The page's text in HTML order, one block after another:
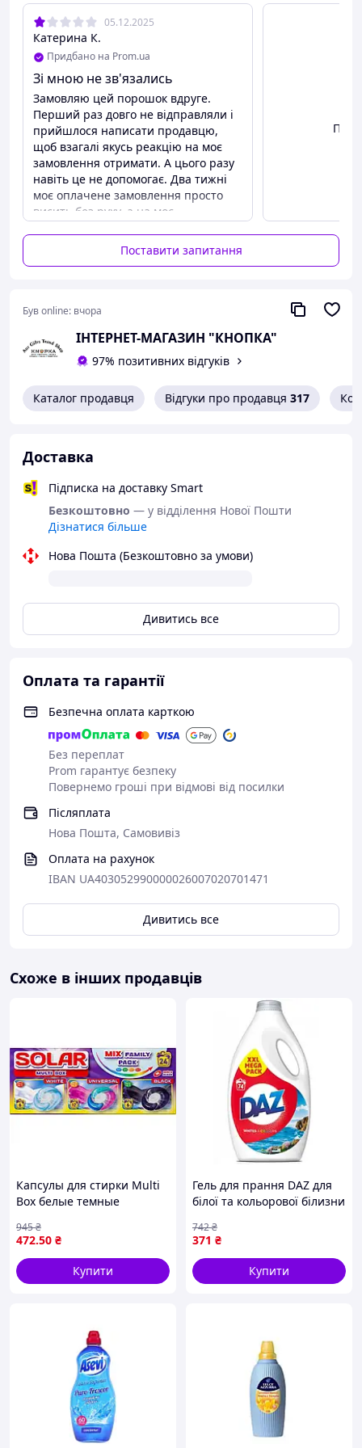
свіжості.
Переваги:
Формула 2в1 — пральний порошок +
плямовивідник.
Для білих і кольорових речей.
Видаляє навіть складні плями.
Містить активний кисень і ферменти.
Зберігає структуру волокон і насиченість
кольорів.
Ефективний при температурі від 30 °C.
Без фосфатів і хлору.
Легко виполіскується, не залишає порошкових
залишків.
Приємний, свіжий аромат після прання.
Концентрована формула забезпечує економне
використання.
05.12.2025
Катерина К.
Придбано на Prom.ua
Зі мною не зв'язались
Замовляю цей порошок вдруге.
Перший раз довго не відправляли і
прийшлося написати продавцю,
щоб взагалі якусь реакцію на моє
замовлення отримати. А цього разу
навіть це не допомогає. Два тижні
моє оплачене замовлення просто
висить без руху, а на моє
рекомендую, купуйте у інших
Поставити запитання
Був online: вчора
ІНТЕРНЕТ-МАГАЗИН "КНОПКА"
97% позитивних відгуків
Каталог продавця Відгуки про продавця 317
Доставка
Підписка на доставку Smart
Безкоштовно — у відділення Нової Пошти
Дізнатися більше
Нова Пошта (Безкоштовно за умови)
Дивитись все
Оплата та гарантії
Безпечна оплата карткою
Без переплат
Prom гарантує безпеку
Повернемо гроші при відмові від посилки
Післяплата
Нова Пошта, Самовивіз
Оплата на рахунок
IBAN UA403052990000026007020701471
Дивитись все
Схоже в інших продавців
Капсулы для стирки Multi
Box белые темные
эффективного удаления
загрязнений и сохранения
цвета
472.50 ₴
945₴
Купити
Гель для прання DAZ для
білої та кольорової білизни
л
371 ₴
742₴
Купити